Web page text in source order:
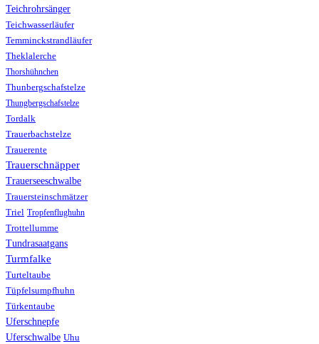
Teichrohrsänger
Teichwasserläufer
Temminckstrandläufer
Theklalerche
Thorshühnchen
Thunbergschafstelze
Thungbergschafstelze
Tordalk
Trauerbachstelze
Trauerente
Trauerschnäpper
Trauerseeschwalbe
Trauersteinschmätzer
Triel Tropfenflughuhn
Trottellumme
Tundrasaatgans
Turmfalke
Turteltaube
Tüpfelsumpfhuhn
Türkentaube
Uferschnepfe
Uferschwalbe Uhu